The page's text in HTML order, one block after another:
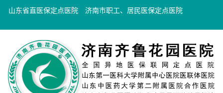
山东省直医保定点医院 济南市职工、居民医保定点医院